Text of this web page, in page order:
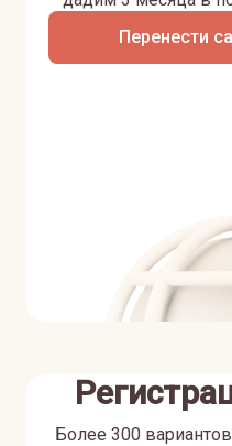
Перенести
Более 300